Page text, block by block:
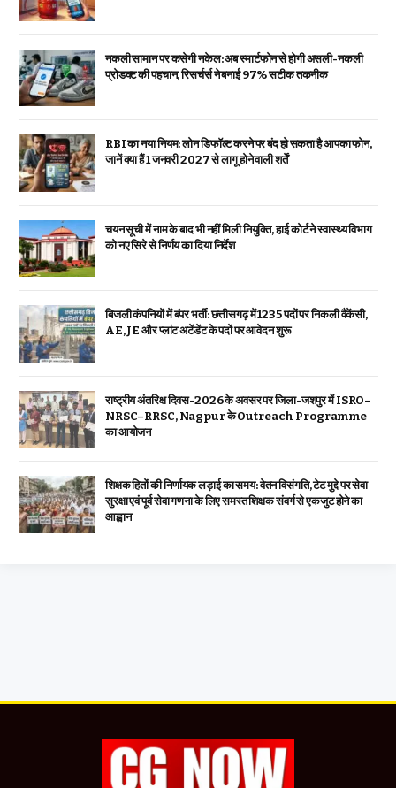
नकली सामान पर कसेगी नकेल: अब स्मार्टफोन से होगी असली-नकली
प्रोडक्ट की पहचान, रिसर्चर्स ने बनाई 97% सटीक तकनीक
RBI का नया नियम: लोन डिफॉल्ट करने पर बंद हो सकता है आपका फोन,
जानें क्या हैं 1 जनवरी 2027 से लागू होने वाली शर्तें
चयन सूची में नाम के बाद भी नहीं मिली नियुक्ति, हाई कोर्ट ने स्वास्थ्य विभाग
को नए सिरे से निर्णय का दिया निर्देश
बिजली कंपनियों में बंपर भर्ती: छत्तीसगढ़ में 1235 पदों पर निकली वैकेंसी,
AE, JE और प्लांट अटेंडेंट के पदों पर आवेदन शुरू
राष्ट्रीय अंतरिक्ष दिवस-2026 के अवसर पर जिला-जशपुर में ISRO–
NRSC–RRSC, Nagpur के Outreach Programme
का आयोजन
शिक्षक हितों की निर्णायक लड़ाई का समय: वेतन विसंगति, टेट मुद्दे पर सेवा
सुरक्षा एवं पूर्व सेवा गणना के लिए समस्त शिक्षक संवर्ग से एकजुट होने का
आह्वान